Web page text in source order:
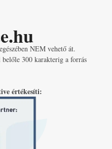
NEM vehető át.
300 karakterig a forrás
értékesíti: